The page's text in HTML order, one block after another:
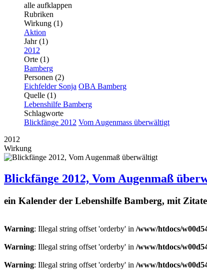
alle aufklappen
Rubriken
Wirkung (1)
Aktion
Jahr (1)
2012
Orte (1)
Bamberg
Personen (2)
Eichfelder Sonja OBA Bamberg
Quelle (1)
Lebenshilfe Bamberg
Schlagworte
Blickfänge 2012 Vom Augenmass überwältigt
2012
Wirkung
Blickfänge 2012, Vom Augenmaß
ein Kalender der Lebenshilfe Bamberg, mit
Warning: Illegal string offset 'orderby' in /www/htdocs/
Warning: Illegal string offset 'orderby' in /www/htdocs/
Warning: Illegal string offset 'orderby' in /www/htdocs/